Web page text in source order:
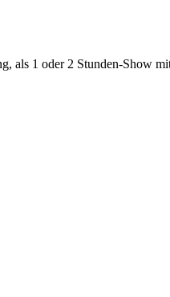
als 1 oder 2 Stunden-Show